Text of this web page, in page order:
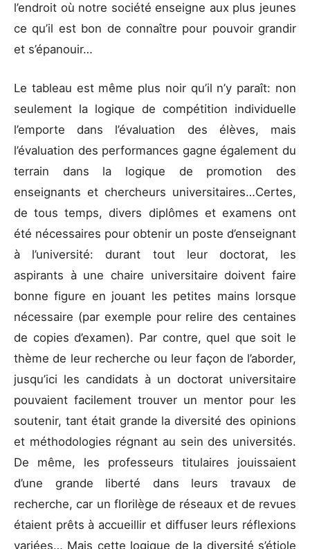
l’endroit où notre société enseigne aux plus jeunes
ce qu’il est bon de connaître pour pouvoir grandir
et s’épanouir…
Le tableau est même plus noir qu’il n’y paraît: non
seulement la logique de compétition individuelle
l’emporte dans l’évaluation des élèves, mais
l’évaluation des performances gagne également du
terrain dans la logique de promotion des
enseignants et chercheurs universitaires…Certes,
de tous temps, divers diplômes et examens ont
été nécessaires pour obtenir un poste d’enseignant
à l’université: durant tout leur doctorat, les
aspirants à une chaire universitaire doivent faire
bonne figure en jouant les petites mains lorsque
nécessaire (par exemple pour relire des centaines
de copies d’examen). Par contre, quel que soit le
thème de leur recherche ou leur façon de l’aborder,
jusqu’ici les candidats à un doctorat universitaire
pouvaient facilement trouver un mentor pour les
soutenir, tant était grande la diversité des opinions
et méthodologies régnant au sein des universités.
De même, les professeurs titulaires jouissaient
d’une grande liberté dans leurs travaux de
recherche, car un florilège de réseaux et de revues
étaient prêts à accueillir et diffuser leurs réflexions
variées… Mais cette logique de la diversité s’étiole